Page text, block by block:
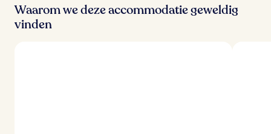
n
Waarom we deze accommodatie geweldig
vinden